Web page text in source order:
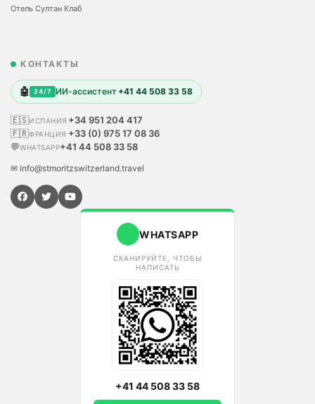
Отель Султан Клаб
КОНТАКТЫ
🤖 24/7 ИИ-ассистент +41 44 508 33 58
🇪🇸ИСПАНИЯ +34 951 204 417
🇫🇷ФРАНЦИЯ +33 (0) 975 17 08 36
💬WHATSAPP+41 44 508 33 58
✉ info@stmoritzswitzerland.travel
WHATSAPP
СКАНИРУЙТЕ, ЧТОБЫ
НАПИСАТЬ
+41 44 508 33 58